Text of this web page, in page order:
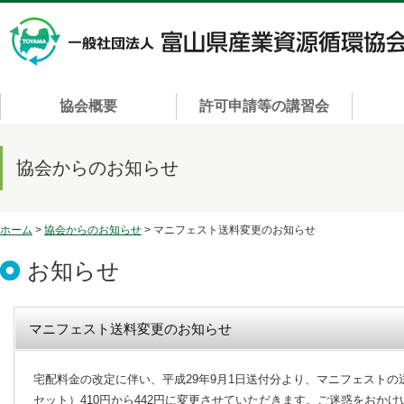
協会概要 許可申請等の講習会
協会からのお知らせ
ホーム > 協会からのお知らせ > マニフェスト送料変更のお知らせ
お知らせ
マニフェスト送料変更のお知らせ
宅配料金の改定に伴い、平成29年9月1日送付分より、マニフェスト
セット）410円から442円に変更させていただきます。ご迷惑をおか